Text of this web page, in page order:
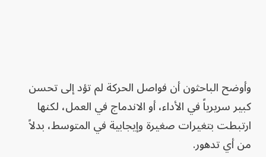
وأوضح الباحثون أن فواصل الحركة لم تؤد إلى تحسن
كبير سريرياً في الأداء، أو الاندماج في العمل، لكنها
ارتبطت بتغيرات صغيرة وإيجابية في المتوسط، بدلاً
من أي تدهور.